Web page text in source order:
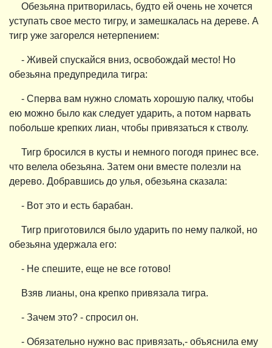
Обезьяна притворилась, будто ей очень не хочется
уступать свое место тигру, и замешкалась на дереве. А
тигр уже загорелся нетерпением:
- Живей спускайся вниз, освобождай место! Но
обезьяна предупредила тигра:
- Сперва вам нужно сломать хорошую палку, чтобы
ею можно было как следует ударить, а потом нарвать
побольше крепких лиан, чтобы привязаться к стволу.
Тигр бросился в кусты и немного погодя принес все.
что велела обезьяна. Затем они вместе полезли на
дерево. Добравшись до улья, обезьяна сказала:
- Вот это и есть барабан.
Тигр приготовился было ударить по нему палкой, но
обезьяна удержала его:
- Не спешите, еще не все готово!
Взяв лианы, она крепко привязала тигра.
- Зачем это? - спросил он.
- Обязательно нужно вас привязать,- объяснила ему